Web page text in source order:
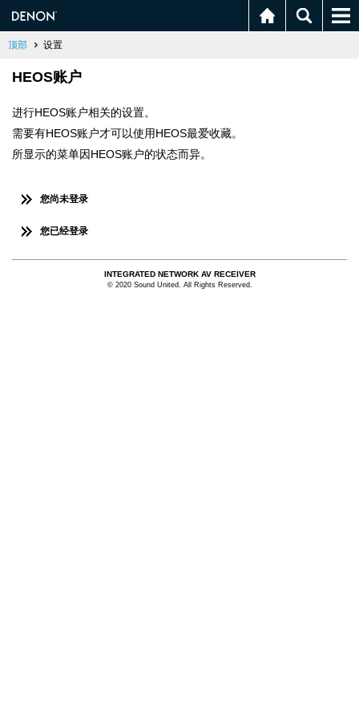
顶部 设置
HEOS账户
进行HEOS账户相关的设置。
需要有HEOS账户才可以使用HEOS最爱收藏。
所显示的菜单因HEOS账户的状态而异。
您尚未登录
您已经登录
INTEGRATED NETWORK AV RECEIVER
© 2020 Sound United. All Rights Reserved.